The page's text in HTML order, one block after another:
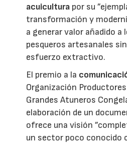
acuicultura por su
transformación y
a generar valor añadido a
pesqueros artesanales
esfuerzo extractivo.
El premio a la
Organización
Grandes Atuneros
elaboración de un
ofrece una visión
un sector poco conocido